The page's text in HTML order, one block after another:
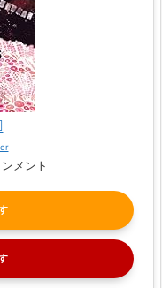
メント